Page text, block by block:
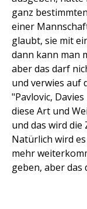
ganz
einer
glaubt, sie mit
dann kann man
aber das darf
und verwies auf
"Pavlovic,
diese Art und
und das wird die
Natürlich wird
mehr
geben, aber das